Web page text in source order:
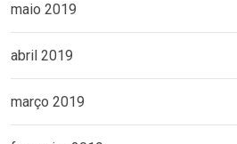
maio 2019
abril 2019
março 2019